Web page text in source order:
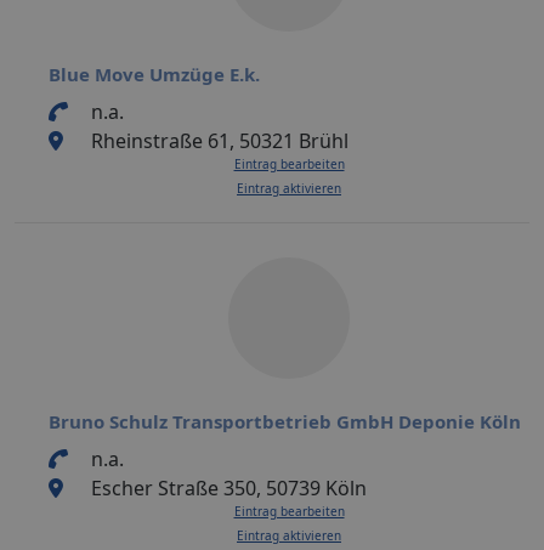
Blue Move Umzüge E.k.
n.a.
Rheinstraße 61, 50321 Brühl
Eintrag bearbeiten
Eintrag aktivieren
Bruno Schulz Transportbetrieb GmbH Deponie Köln
n.a.
Escher Straße 350, 50739 Köln
Eintrag bearbeiten
Eintrag aktivieren